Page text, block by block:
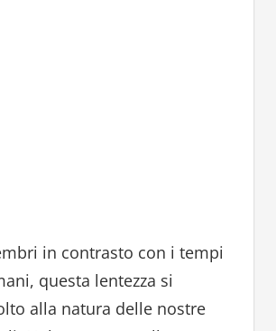
in contrasto con i tempi
questa lentezza si
alla natura delle nostre